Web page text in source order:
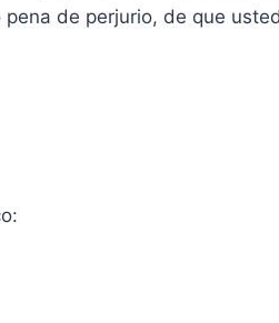
de perjurio, de que